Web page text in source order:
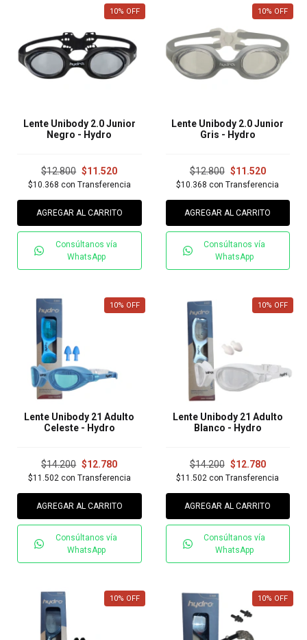
10% OFF
Lente Unibody 2.0 Junior
Negro - Hydro
$12.800 $11.520
$10.368 con Transferencia
AGREGAR AL CARRITO
Consúltanos vía
WhatsApp
10% OFF
Lente Unibody 2.0 Junior
Gris - Hydro
$12.800 $11.520
$10.368con Transferencia
AGREGAR AL CARRITO
Consúltanos vía
WhatsApp
10% OFF
Lente Unibody 21 Adulto
Celeste - Hydro
$14.200 $12.780
$11.502 con Transferencia
AGREGAR AL CARRITO
Consúltanos vía
WhatsApp
10% OFF
Lente Unibody 21 Adulto
Blanco - Hydro
$14.200 $12.780
$11.502con Transferencia
AGREGAR AL CARRITO
Consúltanos vía
WhatsApp
10% OFF 10% OFF